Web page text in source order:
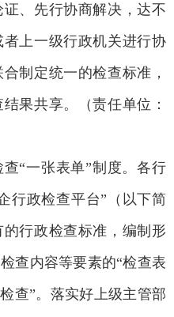
、先行协商解决，达不
上一级行政机关进行协
制定统一的检查标准，
果共享。（责任单位：
查“一张表单”制度。各行
行政检查平台”（以下简
行政检查标准，编制形
查内容等要素的“检查表
查”。落实好上级主管部